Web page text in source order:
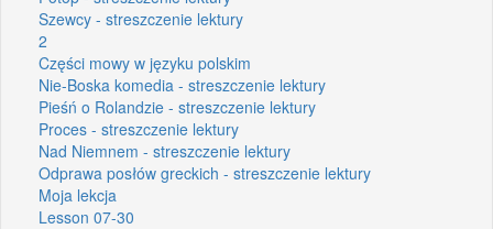
Szewcy - streszczenie lektury
2
Części mowy w języku polskim
Nie-Boska komedia - streszczenie lektury
Pieśń o Rolandzie - streszczenie lektury
Proces - streszczenie lektury
Nad Niemnem - streszczenie lektury
Odprawa posłów greckich - streszczenie lektury
Moja lekcja
Lesson 07-30